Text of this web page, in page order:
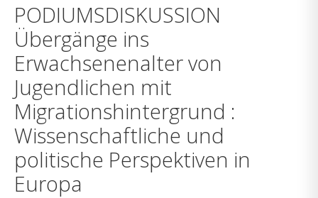
PODIUMSDISKUSSION
Übergänge ins
Erwachsenenalter von
Jugendlichen mit
Migrationshintergrund :
Wissenschaftliche und
politische Perspektiven in
Europa